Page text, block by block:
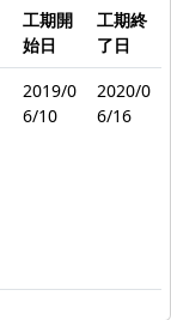
工期開
始日
工期終
了日
2019/0
6/10
2020/0
6/16